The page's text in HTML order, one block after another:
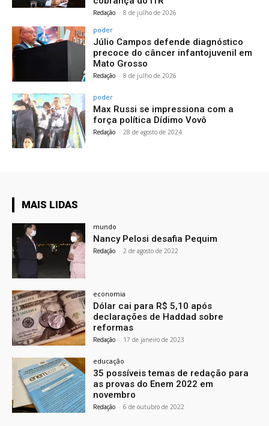
Redação - 8 de julho de 2026
poder
Júlio Campos defende diagnóstico
precoce do câncer infantojuvenil em
Mato Grosso
Redação - 8 de julho de 2026
poder
Max Russi se impressiona com a
força política Dídimo Vovô
Redação - 28 de agosto de 2024
MAIS LIDAS
mundo
Nancy Pelosi desafia Pequim
Redação - 2 de agosto de 2022
economia
Dólar cai para R$ 5,10 após
declarações de Haddad sobre
reformas
Redação - 17 de janeiro de 2023
educação
35 possíveis temas de redação para
as provas do Enem 2022 em
novembro
Redação - 6 de outubro de 2022